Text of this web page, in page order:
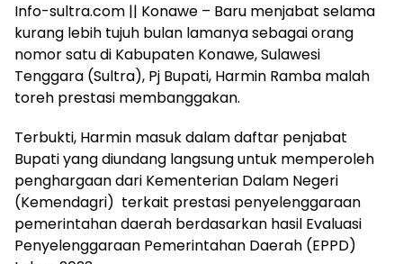
Info-sultra.com || Konawe – Baru menjabat selama
kurang lebih tujuh bulan lamanya sebagai orang
nomor satu di Kabupaten Konawe, Sulawesi
Tenggara (Sultra), Pj Bupati, Harmin Ramba malah
toreh prestasi membanggakan.
Terbukti, Harmin masuk dalam daftar penjabat
Bupati yang diundang langsung untuk memperoleh
penghargaan dari Kementerian Dalam Negeri
(Kemendagri) terkait prestasi penyelenggaraan
pemerintahan daerah berdasarkan hasil Evaluasi
Penyelenggaraan Pemerintahan Daerah (EPPD)